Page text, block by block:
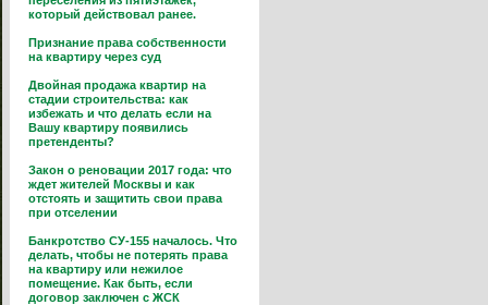
который действовал ранее.
Признание права собственности
на квартиру через суд
Двойная продажа квартир на
стадии строительства: как
избежать и что делать если на
Вашу квартиру появились
претенденты?
Закон о реновации 2017 года: что
ждет жителей Москвы и как
отстоять и защитить свои права
при отселении
Банкротство СУ-155 началось. Что
делать, чтобы не потерять права
на квартиру или нежилое
помещение. Как быть, если
договор заключен с ЖСК